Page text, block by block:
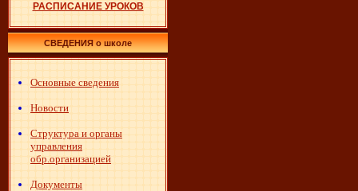
РАСПИСАНИЕ УРОКОВ
СВЕДЕНИЯ о школе
Основные сведения
Новости
Структура и органы
управления
обр.организацией
Документы